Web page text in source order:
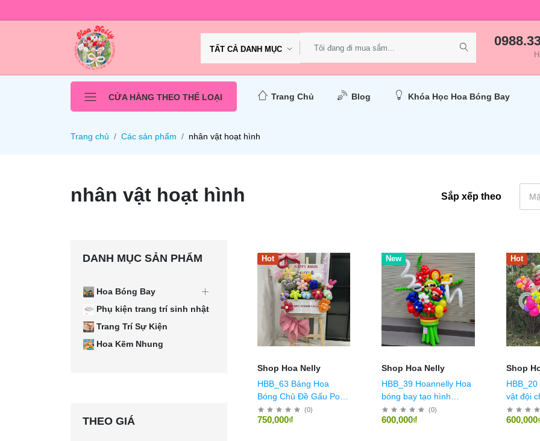
TẤT CẢ DANH MỤC
CỬA HÀNG THEO THỂ LOẠI Trang Chủ Blog Khóa Học Hoa Bóng Bay
Trang chủ Các sản phẩm nhân vật hoạt hình
nhân vật hoạt hình Sắp xếp theo
DANH MỤC SẢN PHẨM
Hoa Bóng Bay
Phụ kiện trang trí sinh nhật
Trang Trí Sự Kiện
Hoa Kẽm Nhung
THEO GIÁ
Hot
Shop Hoa Nelly
HBB_63 Bảng Hoa
Bóng Chủ Đề Gấu Pooh
Mẫu 1
(0)
750,000₫
Hot
New
Shop Hoa Nelly
HBB_39 Hoannelly Hoa
bóng bay tạo hình
Super Mario size L
(0)
600,000₫
Hot
Shop
HBB_20 Mẫu hoa nhân
vật đội